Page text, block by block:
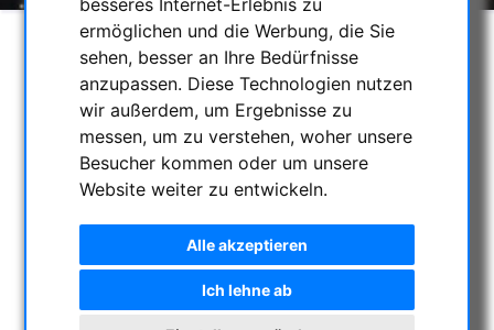
ermöglichen und die Werbung, die Sie
sehen, besser an Ihre Bedürfnisse
anzupassen. Diese Technologien nutzen
wir außerdem, um Ergebnisse zu
messen, um zu verstehen, woher unsere
Besucher kommen oder um unsere
Website weiter zu entwickeln.
Alle akzeptieren
Ich lehne ab